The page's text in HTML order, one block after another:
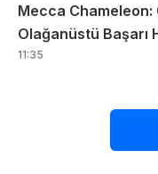
Mecca Chameleon:
Olağanüstü Başarı
11:35